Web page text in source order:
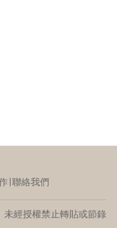
∣聯絡我們
經授權禁止轉貼或節錄